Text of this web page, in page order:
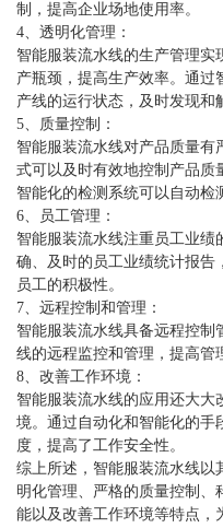
制，提高企业场地使用率。
4、透明化管理：
智能服装流水线的生产管理实
产瓶颈，提高生产效率。通过
产线的运行状态，及时发现和
5、质量控制：
智能服装流水线对产品质量
式可以及时有效地控制产品质
智能化的检测系统可以自动检
6、员工管理：
智能服装流水线注重员工业
确、及时的员工业绩统计报告
员工的积极性。
7、远程控制和管理：
智能服装流水线具备远程控
线的远程监控和管理，提高管
8、改善工作环境：
智能服装流水线的应用还大
境。通过自动化和智能化的手
度，提高了工作安全性。
综上所述，智能服装流水线以
明化管理、严格的质量控制、
能以及改善工作环境等特点，